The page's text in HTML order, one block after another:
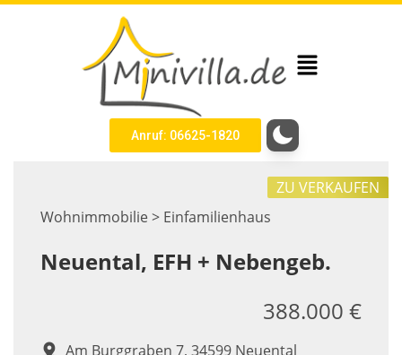
Anruf: 06625-1820
Wohnimmobilie > Einfamilienhaus
ZU VERKAUFEN
Neuental, EFH + Nebengeb.
Am Burggraben 7, 34599 Neuental
388.000 €